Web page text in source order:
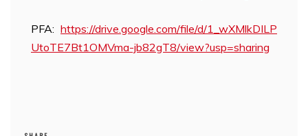
PFA: https://drive.google.com/file/d/1_wXMlkDILP
UtoTE7Bt1OMVma-jb82gT8/view?usp=sharing